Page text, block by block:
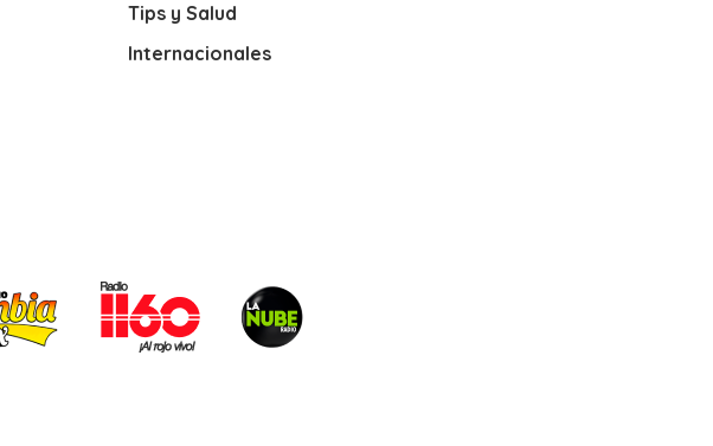
Tips y Salud
Internacionales